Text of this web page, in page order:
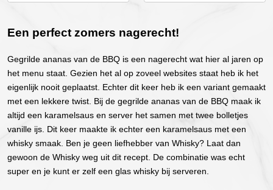
Een perfect zomers nagerecht!
Gegrilde ananas van de BBQ is een nagerecht wat hier al jaren op
het menu staat. Gezien het al op zoveel websites staat heb ik het
eigenlijk nooit geplaatst. Echter dit keer heb ik een variant gemaakt
met een lekkere twist. Bij de gegrilde ananas van de BBQ maak ik
altijd een karamelsaus en server het samen met twee bolletjes
vanille ijs. Dit keer maakte ik echter een karamelsaus met een
whisky smaak. Ben je geen liefhebber van Whisky? Laat dan
gewoon de Whisky weg uit dit recept. De combinatie was echt
super en je kunt er zelf een glas whisky bij serveren.